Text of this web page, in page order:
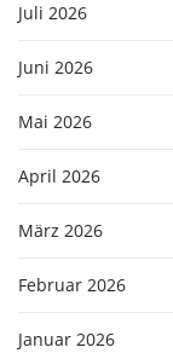
Juli 2026
Juni 2026
Mai 2026
April 2026
März 2026
Februar 2026
Januar 2026